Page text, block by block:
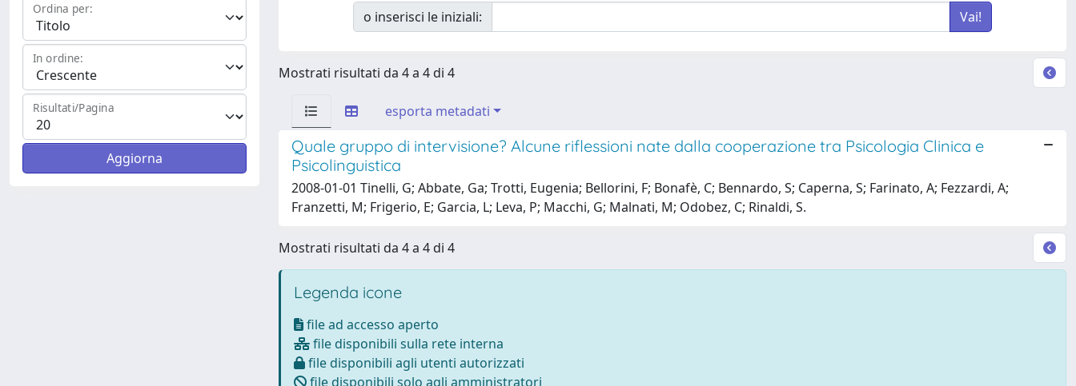
Ordina per:
In ordine:
Risultati/Pagina
o inserisci le iniziali:
Mostrati risultati da 4 a 4 di 4
esporta metadati
Quale gruppo di intervisione? Alcune riflessioni nate dalla cooperazione tra Psicologia Clinica e
Psicolinguistica
2008-01-01 Tinelli, G; Abbate, Ga; Trotti, Eugenia; Bellorini, F; Bonafè, C; Bennardo, S; Caperna, S; Farinato, A; Fezzardi, A;
Franzetti, M; Frigerio, E; Garcia, L; Leva, P; Macchi, G; Malnati, M; Odobez, C; Rinaldi, S.
Mostrati risultati da 4 a 4 di 4
Legenda icone
file ad accesso aperto
file disponibili sulla rete interna
file disponibili agli utenti autorizzati
file disponibili solo agli amministratori